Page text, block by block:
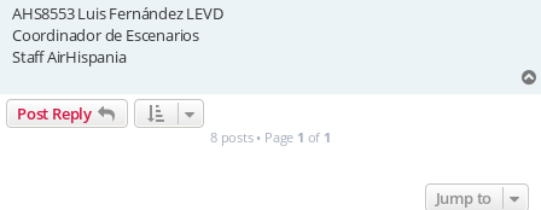
AHS8553 Luis Fernández LEVD
Coordinador de Escenarios
Staff AirHispania
Post Reply
8 posts • Page 1 of 1
Jump to